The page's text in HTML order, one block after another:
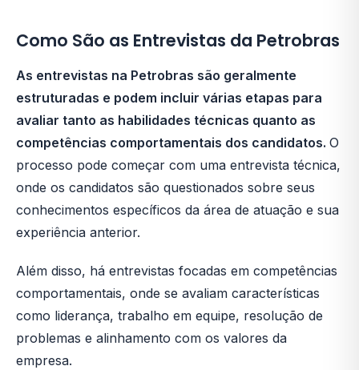
Como São as Entrevistas da Petrobras
As entrevistas na Petrobras são geralmente
estruturadas e podem incluir várias etapas para
avaliar tanto as habilidades técnicas quanto as
competências comportamentais dos candidatos. O
processo pode começar com uma entrevista técnica,
onde os candidatos são questionados sobre seus
conhecimentos específicos da área de atuação e sua
experiência anterior.
Além disso, há entrevistas focadas em competências
comportamentais, onde se avaliam características
como liderança, trabalho em equipe, resolução de
problemas e alinhamento com os valores da
empresa.